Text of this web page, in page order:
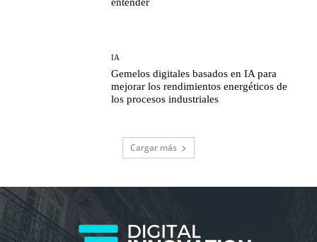
IA
Gemelos digitales basados en IA para
mejorar los rendimientos energéticos de
los procesos industriales
Cargar más